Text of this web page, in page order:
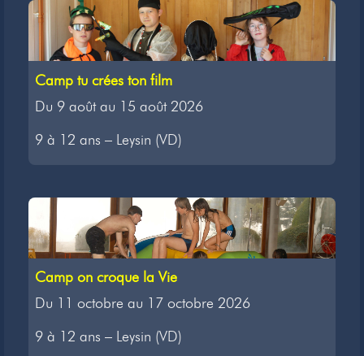
Camp tu crées ton film
Du 9 août au 15 août 2026
9 à 12 ans – Leysin (VD)
Camp on croque la Vie
Du 11 octobre au 17 octobre 2026
9 à 12 ans – Leysin (VD)